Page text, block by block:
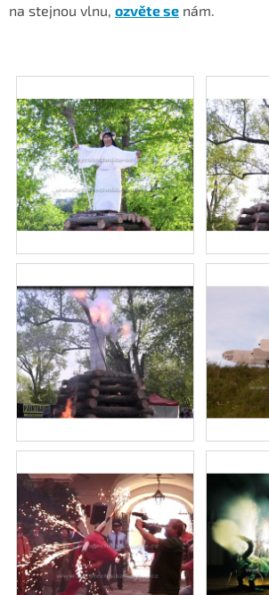
na stejnou vlnu, ozvěte se nám.